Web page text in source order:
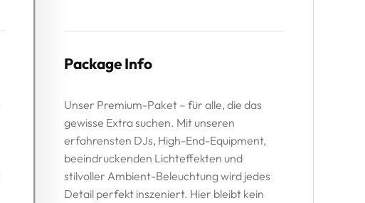
Package Info
Unser Premium-Paket – für alle, die das
gewisse Extra suchen. Mit unseren
erfahrensten DJs, High-End-Equipment,
beeindruckenden Lichteffekten und
stilvoller Ambient-Beleuchtung wird jedes
Detail perfekt inszeniert. Hier bleibt kein